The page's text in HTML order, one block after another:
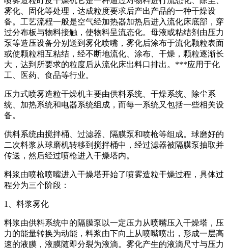
雾化、固化等处理，达成粒度要求后产出产品的一种干燥设
备。工艺流程一般是空气经加热器加热后进入流化床底部，穿
过分布板与物料接触，使物料呈流态化。母液或粘结剂由压力
泵等造压设备分别送到雾化喷嘴，雾化后涂布于流化颗粒表面
或使颗粒相互粘结，经不断地流化、涂布、干燥，颗粒逐渐长
大，达到所要求的粒度后从流化床出料口排出。***应用于化
工、医药、食品等行业。
压力式喷雾造粒干燥机主要由供料系统、干燥系统、除尘系
统、加热系统和电器系统组成，而每一系统又包括一些相关设
备。
供料系统由搅拌桶、过滤器、隔膜泵和喷枪等组成。球磨好的
二次料浆从球磨机转移到搅拌桶中，经过滤器被隔膜泵抽取并
传送，然后经过喷枪进入干燥塔内。
料浆由喷枪喷嘴进入干燥塔开始了喷雾造粒干燥过程，具体过
程分为三个阶段：
1、料浆雾化
料浆由供料系统中的隔膜泵以一定压力从喷嘴压入干燥塔，压
力的能量转换为动能，料浆由下向上从喷嘴喷出，形成一层高
速的液膜，液膜随即分裂为液滴。雾化产生的液滴尺寸与压力